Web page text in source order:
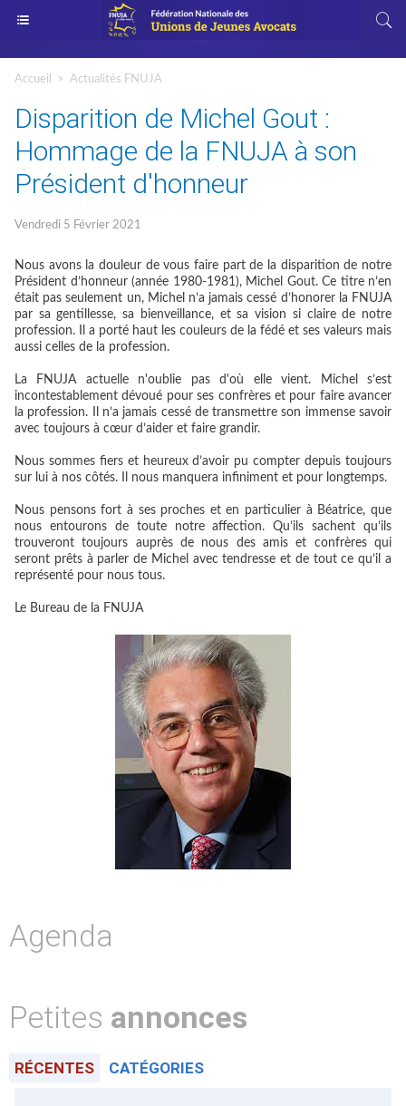
Accueil > Actualités FNUJA
Disparition de Michel Gout :
Hommage de la FNUJA à son
Président d'honneur
Vendredi 5 Février 2021
Nous avons la douleur de vous faire part de la disparition de notre
Président d’honneur (année 1980-1981), Michel Gout. Ce titre n’en
était pas seulement un, Michel n’a jamais cessé d’honorer la FNUJA
par sa gentillesse, sa bienveillance, et sa vision si claire de notre
profession. Il a porté haut les couleurs de la fédé et ses valeurs mais
aussi celles de la profession.
La FNUJA actuelle n'oublie pas d'où elle vient. Michel s’est
incontestablement dévoué pour ses confrères et pour faire avancer
la profession. Il n’a jamais cessé de transmettre son immense savoir
avec toujours à cœur d’aider et faire grandir.
Nous sommes fiers et heureux d’avoir pu compter depuis toujours
sur lui à nos côtés. Il nous manquera infiniment et pour longtemps.
Nous pensons fort à ses proches et en particulier à Béatrice, que
nous entourons de toute notre affection. Qu’ils sachent qu’ils
trouveront toujours auprès de nous des amis et confrères qui
seront prêts à parler de Michel avec tendresse et de tout ce qu’il a
représenté pour nous tous.
Le Bureau de la FNUJA
Agenda
Petites annonces
RÉCENTES CATÉGORIES